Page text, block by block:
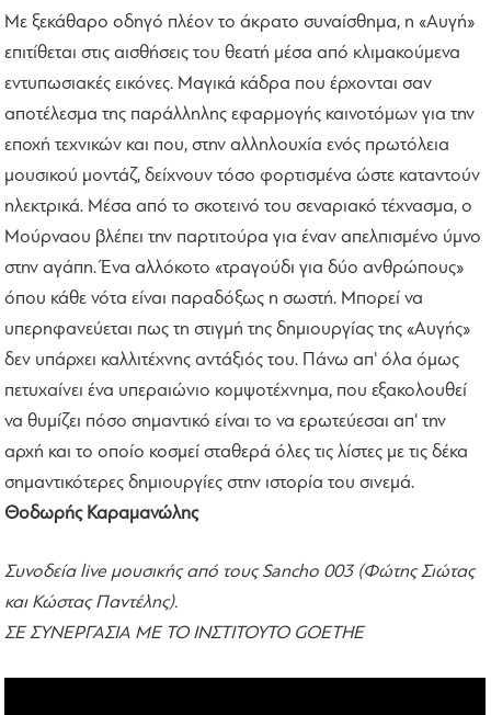
Με ξεκάθαρο οδηγό πλέον το άκρατο συναίσθημα, η «Αυγή»
επιτίθεται στις αισθήσεις του θεατή μέσα από κλιμακούμενα
εντυπωσιακές εικόνες. Μαγικά κάδρα που έρχονται σαν
αποτέλεσμα της παράλληλης εφαρμογής καινοτόμων για την
εποχή τεχνικών και που, στην αλληλουχία ενός πρωτόλεια
μουσικού μοντάζ, δείχνουν τόσο φορτισμένα ώστε καταντούν
ηλεκτρικά. Μέσα από το σκοτεινό του σεναριακό τέχνασμα, ο
Μούρναου βλέπει την παρτιτούρα για έναν απελπισμένο ύμνο
στην αγάπη. Ένα αλλόκοτο «τραγούδι για δύο ανθρώπους»
όπου κάθε νότα είναι παραδόξως η σωστή. Μπορεί να
υπερηφανεύεται πως τη στιγμή της δημιουργίας της «Αυγής»
δεν υπάρχει καλλιτέχνης αντάξιός του. Πάνω απ' όλα όμως
πετυχαίνει ένα υπεραιώνιο κομψοτέχνημα, που εξακολουθεί
να θυμίζει πόσο σημαντικό είναι το να ερωτεύεσαι απ' την
αρχή και το οποίο κοσμεί σταθερά όλες τις λίστες με τις δέκα
σημαντικότερες δημιουργίες στην ιστορία του σινεμά.
Θοδωρής Καραμανώλης
Συνοδεία live μουσικής από τους Sancho 003 (Φώτης Σιώτας
και Κώστας Παντέλης).
ΣΕ ΣΥΝΕΡΓΑΣΙΑ ΜΕ ΤΟ ΙΝΣΤΙΤΟΥΤΟ GOETHE